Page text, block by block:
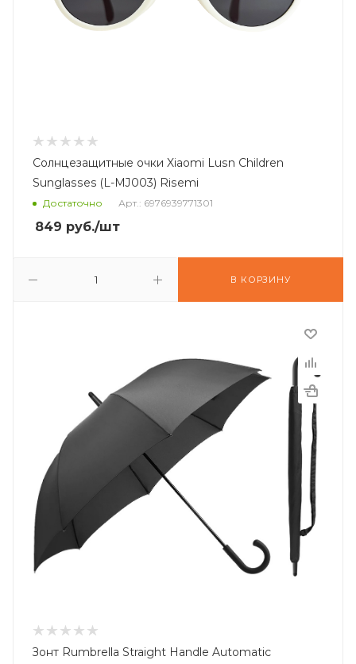
Солнцезащитные очки Xiaomi Lusn Children
Sunglasses (L-MJ003) Risemi
Достаточно Арт.: 6976939771301
849 руб./шт
В КОРЗИНУ
Зонт Rumbrella Straight Handle Automatic